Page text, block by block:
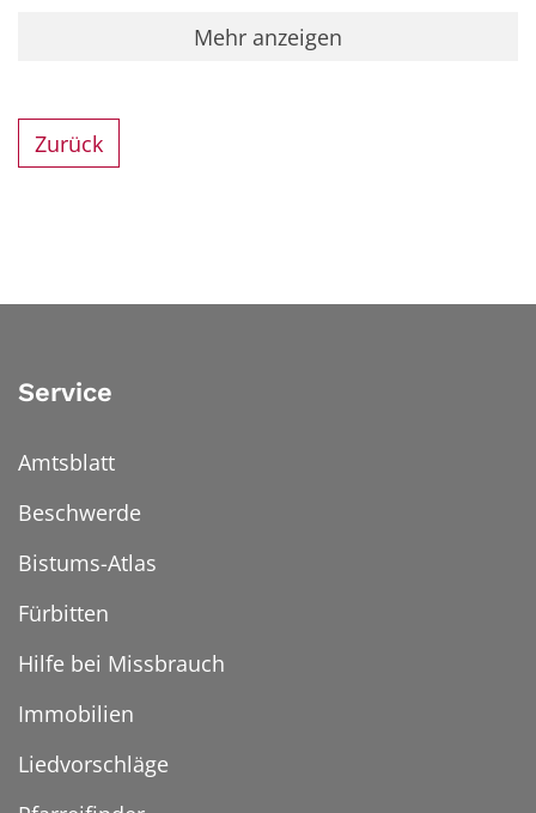
Mehr anzeigen
Zurück
Service
Amtsblatt
Beschwerde
Bistums-Atlas
Fürbitten
Hilfe bei Missbrauch
Immobilien
Liedvorschläge